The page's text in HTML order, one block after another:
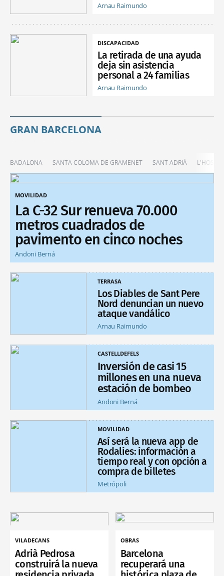
Arnau Raimundo
DISCAPACIDAD
La retirada de una ayuda
deja sin asistencia
personal a 24 familias
Arnau Raimundo
GRAN BARCELONA
BADALONA SANTA COLOMA DE GRAMENET SANT ADRIÀ
MOVILIDAD
La C-32 Sur renueva 70.000
metros cuadrados de
pavimento en cinco noches
Andoni Berná
TERRASA
Los Diables de Sant Pere
Nord denuncian un nuevo
ataque vandálico
Arnau Raimundo
CASTELLDEFELS
Inversión de casi 15
millones en una nueva
estación de bombeo
Andoni Berná
MOVILIDAD
Así será la nueva app de
Rodalies: información a
tiempo real y con opción a
compra de billetes
Metrópoli
VILADECANS
Adrià Pedrosa
construirá la nueva
OBRAS
Barcelona
recuperará una